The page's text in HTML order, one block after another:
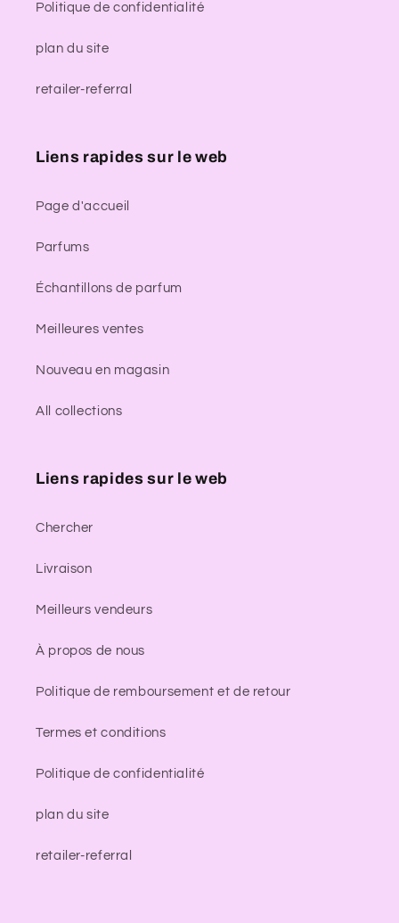
Politique de confidentialité
plan du site
retailer-referral
Liens rapides sur le web
Page d'accueil
Parfums
Échantillons de parfum
Meilleures ventes
Nouveau en magasin
All collections
Liens rapides sur le web
Chercher
Livraison
Meilleurs vendeurs
À propos de nous
Politique de remboursement et de retour
Termes et conditions
Politique de confidentialité
plan du site
retailer-referral